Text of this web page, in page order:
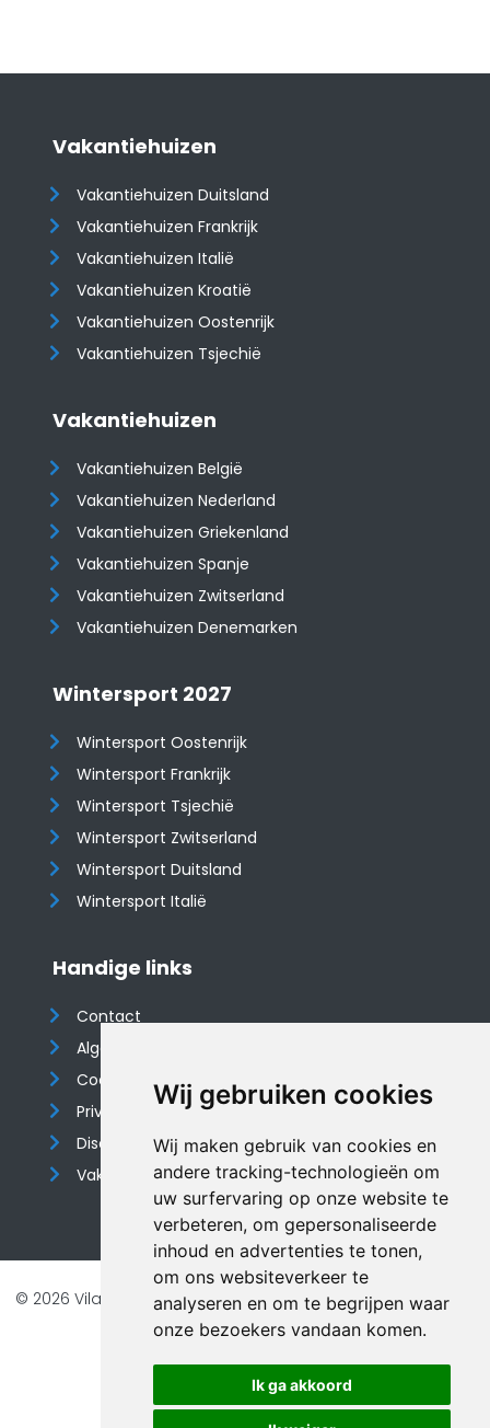
Wij gebruiken cookies
Wij maken gebruik van cookies en
andere tracking-technologieën om
uw surfervaring op onze website te
verbeteren, om gepersonaliseerde
inhoud en advertenties te tonen,
om ons websiteverkeer te
analyseren en om te begrijpen waar
onze bezoekers vandaan komen.
Ik ga akkoord
Vakantiehuizen
Vakantiehuizen Duitsland
Vakantiehuizen Frankrijk
Vakantiehuizen Italië
Vakantiehuizen Kroatië
​​​​​​​Vakantiehuizen Oostenrijk
Vakantiehuizen Tsjechië
Vakantiehuizen
Vakantiehuizen België
Vakantiehuizen Nederland
Vakantiehuizen Griekenland
Vakantiehuizen Spanje
​​​​​​​Vakantiehuizen Zwitserland
Vakantiehuizen Denemarken
Wintersport 2027
Wintersport Oostenrijk
Wintersport Frankrijk
Wintersport Tsjechië
Wintersport Zwitserland
Wintersport Duitsland
Wintersport Italië
Handige links
Contact
Algemene voorwaarden
Cookieverklaring
Privacyverklaring
Disclaimer
Vakantiehuis website
© 2026 Vilando Vakantiehuizen |Website door FalcoTravel
Veilig online betalen met